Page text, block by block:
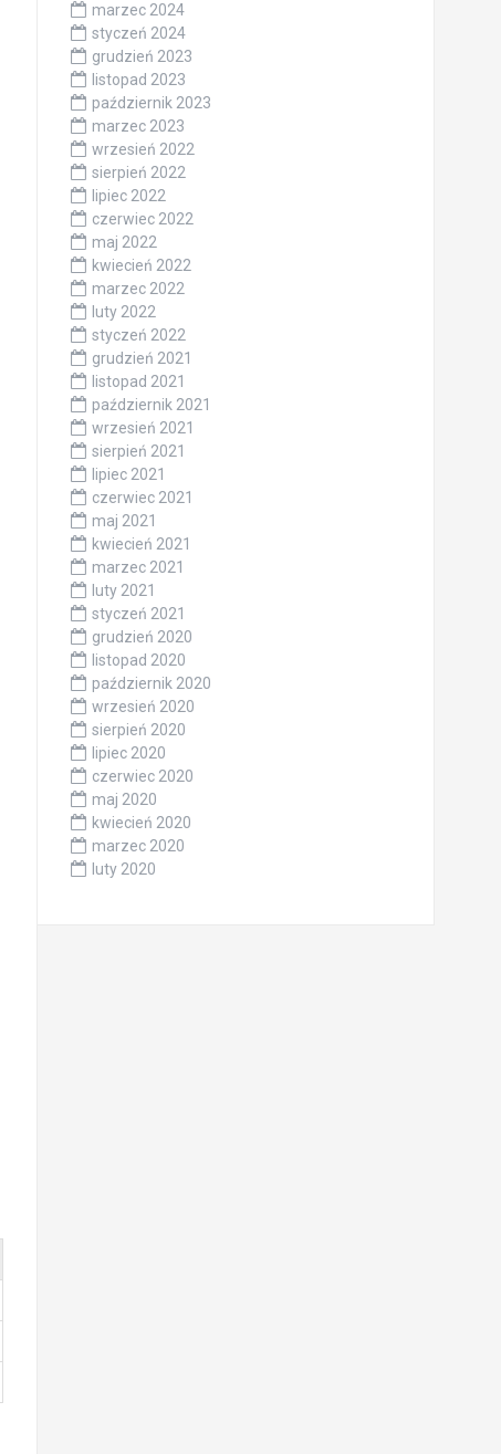
marzec 2024
styczeń 2024
grudzień 2023
listopad 2023
październik 2023
marzec 2023
wrzesień 2022
sierpień 2022
lipiec 2022
czerwiec 2022
maj 2022
kwiecień 2022
marzec 2022
luty 2022
styczeń 2022
grudzień 2021
listopad 2021
październik 2021
wrzesień 2021
sierpień 2021
lipiec 2021
czerwiec 2021
maj 2021
kwiecień 2021
marzec 2021
luty 2021
styczeń 2021
grudzień 2020
listopad 2020
październik 2020
wrzesień 2020
sierpień 2020
lipiec 2020
czerwiec 2020
maj 2020
kwiecień 2020
marzec 2020
luty 2020